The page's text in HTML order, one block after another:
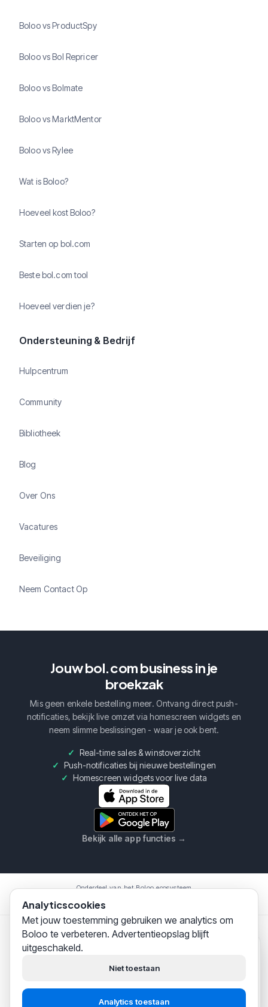
Boloo vs ProductSpy
Boloo vs Bol Repricer
Boloo vs Bolmate
Boloo vs MarktMentor
Boloo vs Rylee
Wat is Boloo?
Hoeveel kost Boloo?
Starten op bol.com
Beste bol.com tool
Hoeveel verdien je?
Ondersteuning & Bedrijf
Hulpcentrum
Community
Bibliotheek
Blog
Over Ons
Vacatures
Beveiliging
Neem Contact Op
Jouw bol.com business in je
broekzak
Mis geen enkele bestelling meer. Ontvang direct push-
notificaties, bekijk live omzet via homescreen widgets en
neem slimme beslissingen - waar je ook bent.
Real-time sales & winstoverzicht
Push-notificaties bij nieuwe bestellingen
Homescreen widgets voor live data
Bekijk alle app functies →
Onderdeel van het Boloo ecosysteem
Boloo B.V. · KvK75993228 · Prins Willem Alexanderlaan
bol.com-verkopers
Analyticscookies
Met jouw toestemming gebruiken we analytics om
Boloo te verbeteren. Advertentieopslag blijft
uitgeschakeld.
Niet toestaan
Analytics toestaan